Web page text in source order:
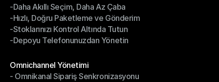
Depo Yönetimi
-Daha Akıllı Seçim, Daha Az Çaba
-Daha Akıllı Seçim, Daha Az Çaba
-Hızlı, Doğru Paketleme ve Gönderim
-Hızlı, Doğru Paketleme ve Gönderim
-Stoklarınızı Kontrol Altında Tutun
-Stoklarınızı Kontrol Altında Tutun
-Depoyu Telefonunuzdan Yönetin
Omnichannel Yönetimi
Omnichannel Yönetimi
- Omnikanal Sipariş Senkronizasyonu